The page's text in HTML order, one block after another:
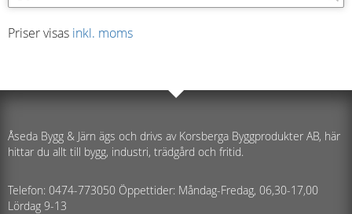
Priser visas inkl. moms
Åseda Bygg & Järn ägs och drivs av Korsberga Byggprodukter AB, här
hittar du allt till bygg, industri, trädgård och fritid.
Telefon: 0474-773050 Öppettider: Måndag-Fredag, 06,30-17,00
Lördag 9-13